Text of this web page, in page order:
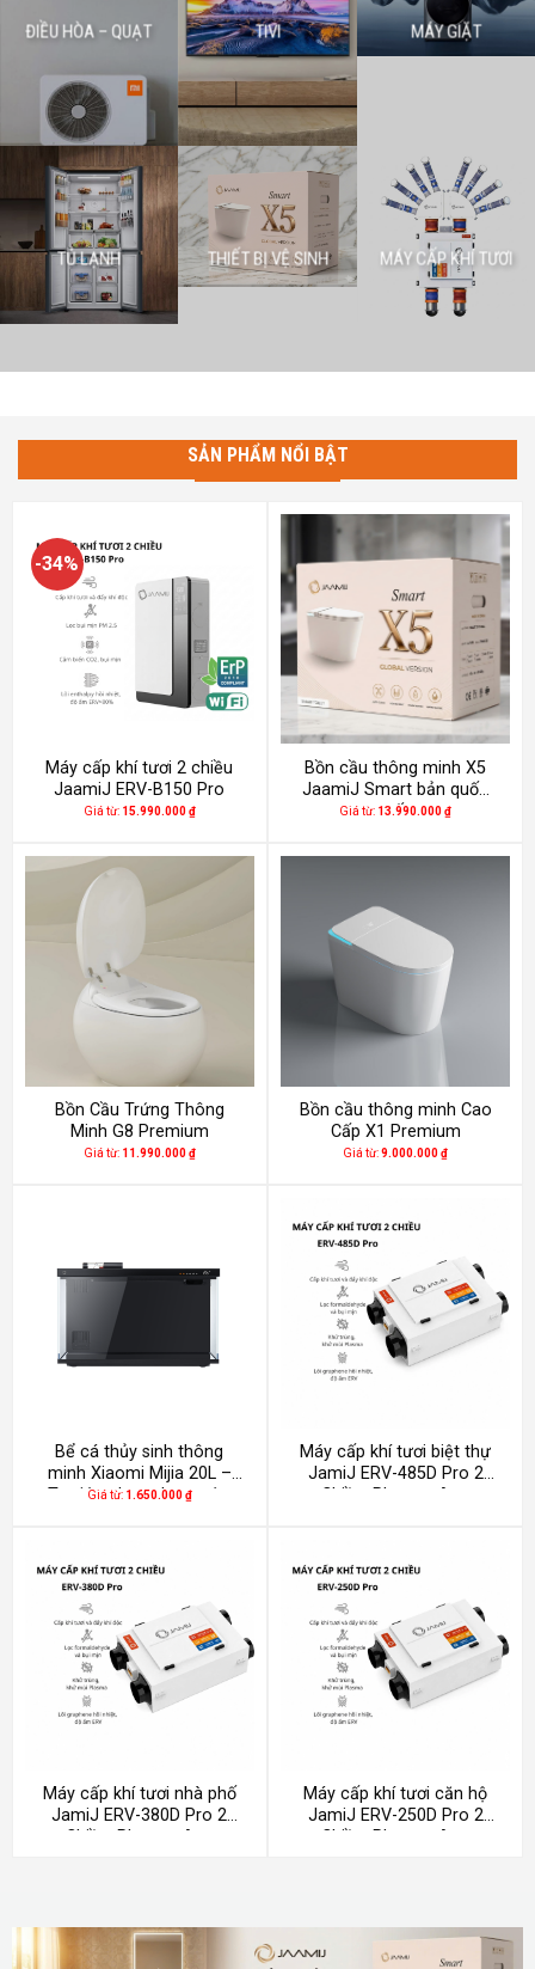
ĐIỀU HÒA – QUẠT TIVI MÁY GIẶT
TỦ LẠNH THIẾT BỊ VỆ SINH MÁY CẤP KHÍ TƯƠI
SẢN PHẨM NỔI BẬT
-34%
Máy cấp khí tươi 2 chiều
JaamiJ ERV-B150 Pro
Giá từ: 15.990.000₫
Bồn cầu thông minh X5
JaamiJ Smart bản quốc
tế
Giá từ: 13.990.000₫
Bồn Cầu Trứng Thông
Minh G8 Premium
Giá từ: 11.990.000₫
Bồn cầu thông minh Cao
Cấp X1 Premium
Giá từ:9.000.000₫
Bể cá thủy sinh thông
minh Xiaomi Mijia 20L –
Tự động bơm, lọc nước,
Giá từ: 1.650.000₫
Máy cấp khí tươi biệt thự
JamiJ ERV-485D Pro 2
Máy cấp khí tươi nhà phố
JamiJ ERV-380D Pro 2
Máy cấp khí tươi căn hộ
JamiJ ERV-250D Pro 2